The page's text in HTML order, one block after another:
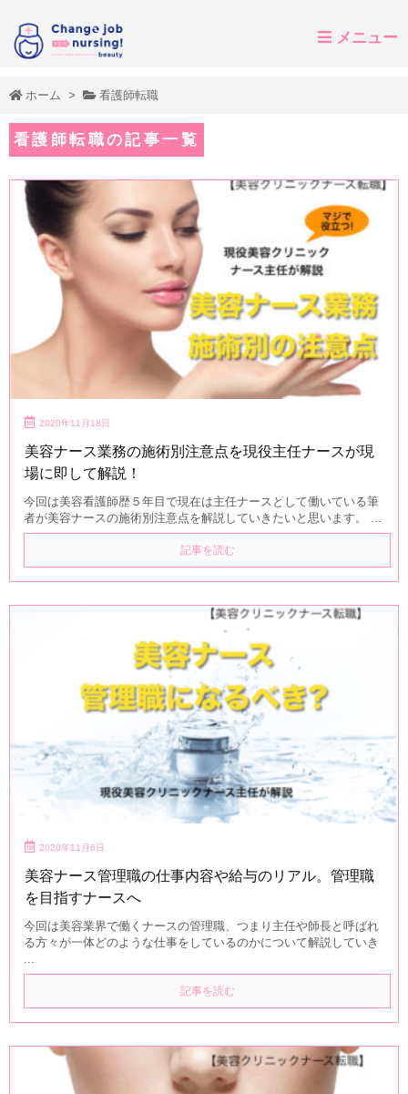
メニュー
ホーム > 看護師転職
看護師転職の記事一覧
2020年11月18日
美容ナース業務の施術別注意点を現役主任ナースが現
場に即して解説！
今回は美容看護師歴５年目で現在は主任ナースとして働いている筆
者が美容ナースの施術別注意点を解説していきたいと思います。 ...
記事を読む
2020年11月6日
美容ナース管理職の仕事内容や給与のリアル。管理職
を目指すナースへ
今回は美容業界で働くナースの管理職、つまり主任や師長と呼ばれ
る方々が一体どのような仕事をしているのかについて解説していき
...
記事を読む